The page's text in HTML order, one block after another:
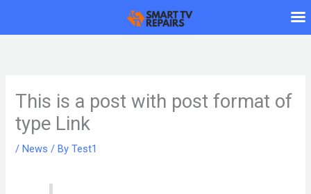
This is a post with post format of
type Link
/News / ByTest1